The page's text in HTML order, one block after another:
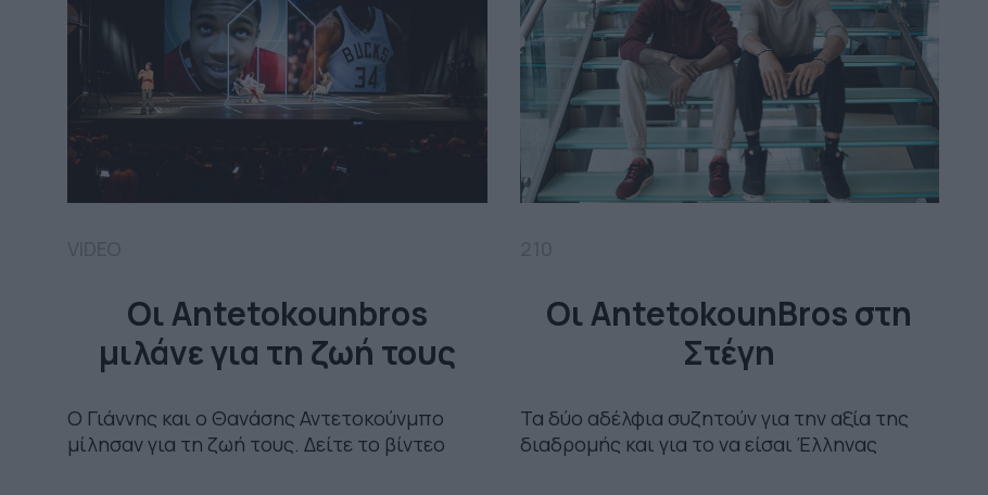
Οι Antetokounbros
μιλάνε για τη ζωή τους
Ο Γιάννης και ο Θανάσης Αντετοκούνμπο
μίλησαν για τη ζωή τους. Δείτε το βίντεο
Οι AntetokounBros στη
Στέγη
Τα δύο αδέλφια συζητούν για την αξία της
διαδρομής και για το να είσαι Έλληνας